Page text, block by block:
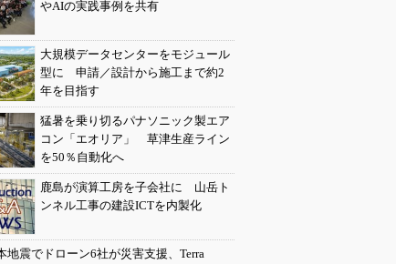
やAIの実践事例を共有
大規模データセンターをモジュール
型に 申請／設計から施工まで約2
年を目指す
猛暑を乗り切るパナソニック製エア
コン「エオリア」 草津生産ライン
を50％自動化へ
鹿島が演算工房を子会社に 山岳ト
ンネル工事の建設ICTを内製化
地震でドローン6社が災害支援、Terra